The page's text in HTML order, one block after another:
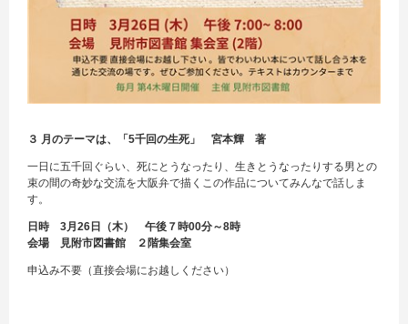
３ 月のテーマは、「5千回の生死」 宮本輝 著
一日に五千回ぐらい、死にとうなったり、生きとうなったりする男との
束の間の奇妙な交流を大阪弁で描くこの作品についてみんなで話しま
す。
日時 3月26日（木） 午後７時00分～8時
会場 見附市図書館 ２階集会室
申込み不要（直接会場にお越しください）